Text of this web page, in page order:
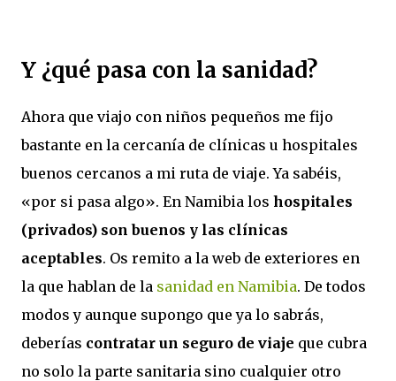
Y ¿qué pasa con la sanidad?
Ahora que viajo con niños pequeños me fijo
bastante en la cercanía de clínicas u hospitales
buenos cercanos a mi ruta de viaje. Ya sabéis,
«por si pasa algo». En Namibia los hospitales
(privados) son buenos y las clínicas
aceptables. Os remito a la web de exteriores en
la que hablan de la sanidad en Namibia. De todos
modos y aunque supongo que ya lo sabrás,
deberías contratar un seguro de viaje que cubra
no solo la parte sanitaria sino cualquier otro